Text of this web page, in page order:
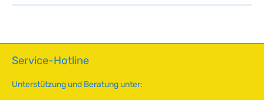
Service-Hotline
Unterstützung und Beratung unter: